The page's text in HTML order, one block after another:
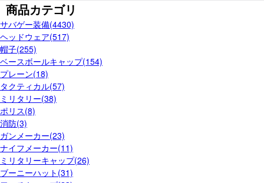
商品カテゴリ
サバゲー装備(4430)
ヘッドウェア(517)
帽子(255)
ベースボールキャップ(154)
プレーン(18)
タクティカル(57)
ミリタリー(38)
ポリス(8)
消防(3)
ガンメーカー(23)
ナイフメーカー(11)
ミリタリーキャップ(26)
ブーニーハット(31)